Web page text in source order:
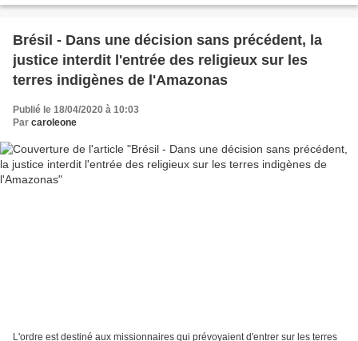
Brésil - Dans une décision sans précédent, la
justice interdit l'entrée des religieux sur les
terres indigènes de l'Amazonas
Publié le 18/04/2020 à 10:03
Par caroleone
L'ordre est destiné aux missionnaires qui prévoyaient d'entrer sur les terres